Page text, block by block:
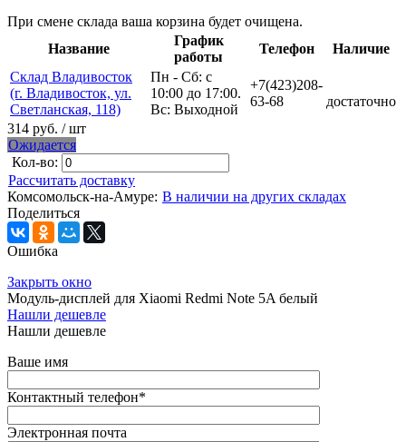
При смене склада ваша корзина будет очищена.
Название
График
работы
Телефон
Наличие
Склад Владивосток
(г. Владивосток, ул.
Светланская, 118)
Пн - Сб: с
10:00 до 17:00.
Вс: Выходной
+7(423)208-
63-68
достаточно
314 руб. / шт
Ожидается
Кол-во:
Рассчитать доставку
Комсомольск-на-Амуре: В наличии на других складах
Поделиться
Ошибка
Закрыть окно
Модуль-дисплей для Xiaomi Redmi Note 5A белый
Нашли дешевле
Нашли дешевле
Ваше имя
Контактный телефон*
Электронная почта